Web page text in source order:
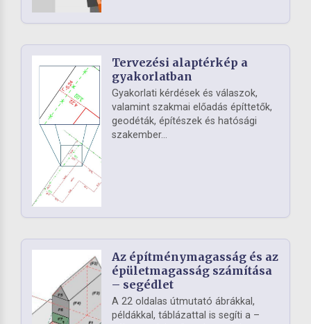
Tervezési alaptérkép a
gyakorlatban
Gyakorlati kérdések és válaszok,
valamint szakmai előadás építtetők,
geodéták, építészek és hatósági
szakember...
Az építménymagasság és az
épületmagasság számítása
– segédlet
A 22 oldalas útmutató ábrákkal,
példákkal, táblázattal is segíti a –